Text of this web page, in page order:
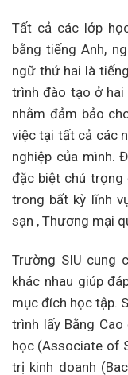
Tất cả các lớp
bằng tiếng Anh,
ngữ thứ hai là
trình đào tạo ở hai
nhằm đảm bảo
việc tại tất cả các
nghiệp của mình.
đặc biệt chú trọng
trong bất kỳ lĩnh
sạn , Thương mại
Trường SIU cung
khác nhau giúp
mục đích học tập.
trình lấy Bằng Cao
học (Associate of
trị kinh doanh